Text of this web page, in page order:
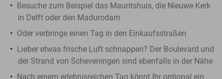
Besuche zum Beispiel das Mauritshuis, die Nieuwe Kerk
in Delft oder den Madurodam
Oder verbringe einen Tag in den Einkaufsstraßen
Lieber etwas frische Luft schnappen? Der Boulevard und
der Strand von Scheveningen sind ebenfalls in der Nähe
Nach einem erlebnisreichen Tag könnt Ihr optional ein